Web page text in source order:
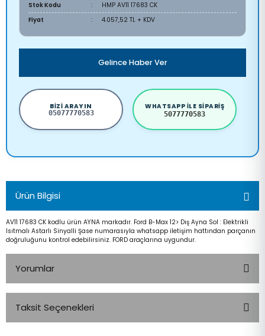
Stok Kodu
HMP AV11 17683 CK
Fiyat
4.057,52 TL + KDV
Gelince Haber Ver
BIZI ARAYIN
05077770583
WHATSAPP ILE SIPARIŞ
5077770583
Ürün Bilgisi
AV11 17683 CK kodlu ürün AYNA markadır. Ford B-Max 12> Dış Ayna Sol : Elektrikli
Isıtmalı Astarlı Sinyalli Şase numarasıyla whatsapp iletişim hattından parçanın
doğruluğunu kontrol edebilirsiniz. FORD araçlarına uygundur.
Yorumlar
Taksit Seçenekleri